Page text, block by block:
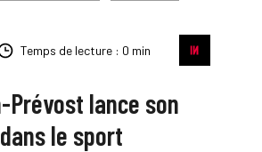
Temps de lecture : 0 min
Prévost lance son
le sport